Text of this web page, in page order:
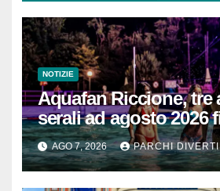
NOTIZIE
Aquafan Riccione, tre
serali ad agosto 2026
AGO 7, 2026 PARCHI